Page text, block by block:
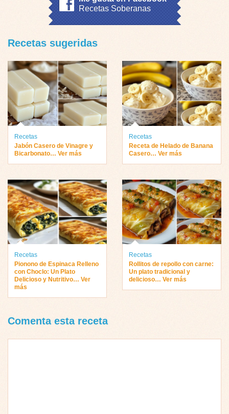
Recetas Soberanas
Recetas sugeridas
Recetas
Jabón Casero de Vinagre y
Bicarbonato… Ver más
Recetas
Receta de Helado de Banana
Casero… Ver más
Recetas
Pionono de Espinaca Relleno
con Choclo: Un Plato
Delicioso y Nutritivo… Ver
más
Recetas
Rollitos de repollo con carne:
Un plato tradicional y
delicioso… Ver más
Comenta esta receta